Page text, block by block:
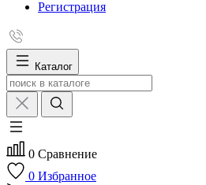
Регистрация
Каталог
0 Сравнение
0 Избранное